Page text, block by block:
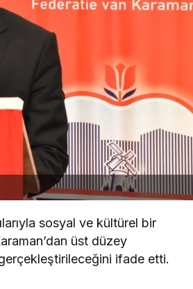
sosyal ve kültürel bir
üst düzey
ifade etti.